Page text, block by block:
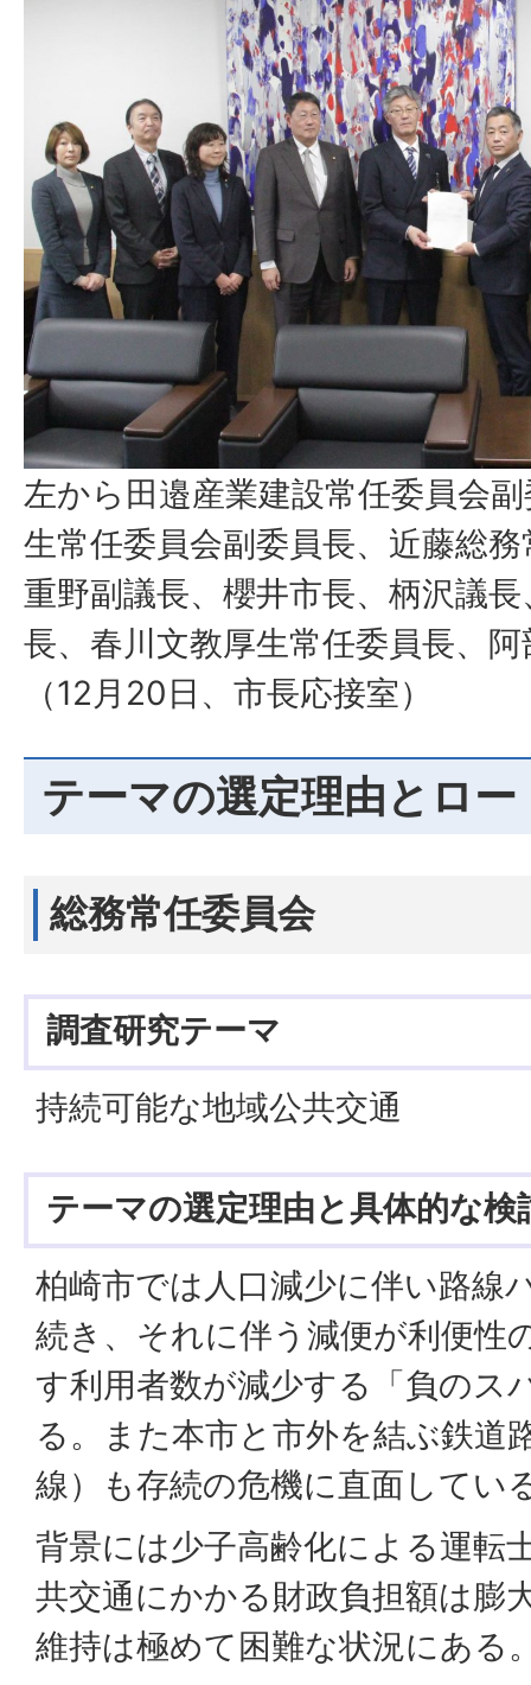
左から田邉産業建設常任委員会
生常任委員会副委員長、近藤総
重野副議長、櫻井市長、柄沢議
長、春川文教厚生常任委員長、
（12月20日、市長応接室）
テーマの選定理由とロ
総務常任委員会
調査研究テーマ
持続可能な地域公共交通
テーマの選定理由と具体的な検
柏崎市では人口減少に伴い路線
続き、それに伴う減便が利便性
す利用者数が減少する「負のス
る。また本市と市外を結ぶ鉄道
線）も存続の危機に直面してい
背景には少子高齢化による運転
共交通にかかる財政負担額は膨
維持は極めて困難な状況にある